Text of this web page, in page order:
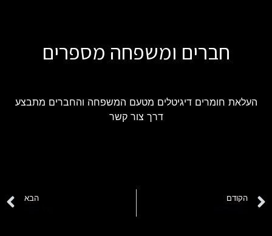
חברים ומשפחה מספרים
העלאת חומרים דיגיטלים מטעם המשפחה והחברים מתבצע
דרך צור קשר
הקודם הבא